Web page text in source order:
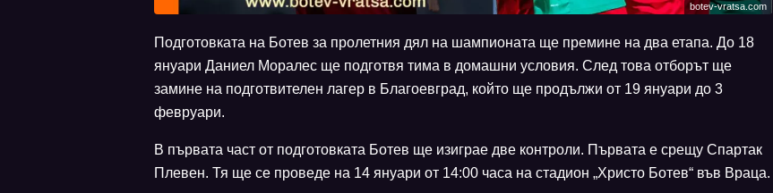
botev-vratsa.com
Подготовката на Ботев за пролетния дял на шампионата ще премине на два етапа. До 18
януари Даниел Моралес ще подготвя тима в домашни условия. След това отборът ще
замине на подготвителен лагер в Благоевград, който ще продължи от 19 януари до 3
февруари.
В първата част от подготовката Ботев ще изиграе две контроли. Първата е срещу Спартак
Плевен. Тя ще се проведе на 14 януари от 14:00 часа на стадион „Христо Ботев“ във Враца.